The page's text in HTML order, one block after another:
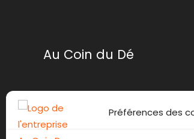
Préférences des
Au Coin du Dé
Conditions générales de ventes
Politique de retour